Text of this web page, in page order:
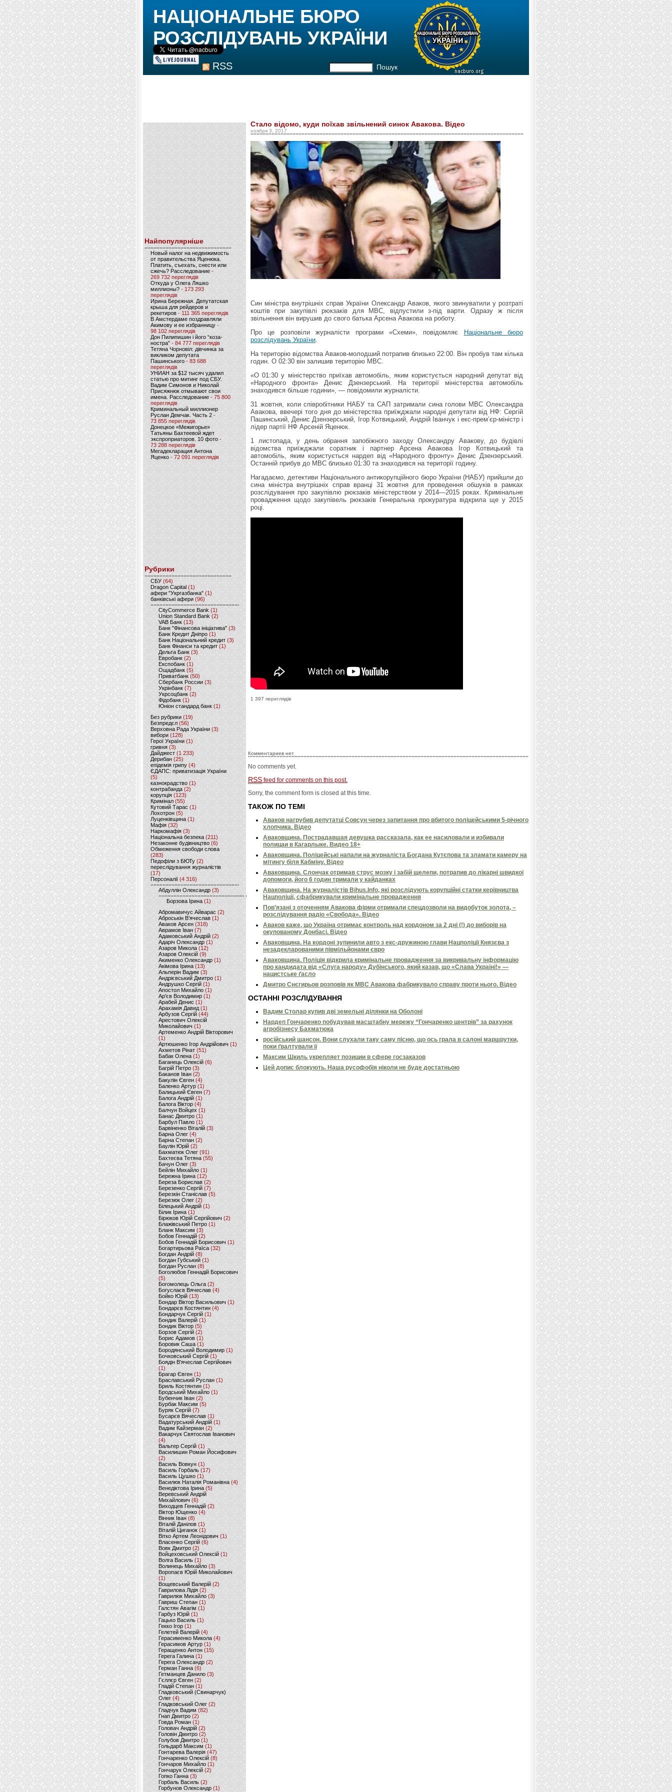
RSS Пошук
НАЦІОНАЛЬНЕ БЮРО
РОЗСЛІДУВАНЬ УКРАЇНИ
Найпопулярніше
Новый налог на недвижимость
от правительства Яценюка.
Платить, съехать, снести или
сжечь? Расследование-
269 732 переглядів
Откуда у Олега Ляшко
миллионы? - 173 293
переглядів
Ирина Бережная. Депутатская
крыша для рейдеров и
рекетиров - 111 365 переглядів
В Амстердаме поздравляли
Акимову и ее избранницу -
98 102 переглядів
Дон Пилипишин і його “коза-
ностра” - 84 777 переглядів
Тетяна Чорновіл: дівчинка за
викликом депутата
Пашинського- 83 688
переглядів
УНИАН за $12 тысяч удалил
статью про митинг под СБУ.
Вадим Симонов и Николай
Присяжнюк отмывают свои
имена. Расследование - 75 800
переглядів
Криминальный миллионер
Руслан Демчак. Часть 2-
73 855 переглядів
Донецкое «Межигорье»
Татьяны Бахтеевой ждет
экспроприаторов. 10 фото -
73 288 переглядів
Мегадекларация Антона
Яценко - 72 091 переглядів
Рубрики
CБУ (64)
Dragon Capital (1)
афери "Укргазбанка" (1)
банківські афери (96)
CityCommerce Bank (1)
Union Standard Bank (2)
VAB Банк (13)
Банк "Фінансова ініціатива" (3)
Банк Кредит Дніпро (1)
Банк Національний кредит (3)
Банк Фінанси та кредит (1)
Дельта Банк (3)
Евробанк(2)
Експобанк (1)
Ощадбанк(5)
Приватбанк (50)
Сбербанк России (3)
Укрінбанк(7)
Укрсоцбанк (2)
Фідобанк (1)
Юніон стандард банк(1)
Без рубрики (19)
Безпредєл(56)
Верховна Рада України (3)
вибори(128)
Герої України(1)
гривня (3)
Дайджест (1 233)
Дерибан (25)
епідемія грипу (4)
ЄДАПС: приватизація України
(5)
казнокрадство (1)
контрабанда (2)
корупція (123)
Кримінал (55)
Кутовий Тарас (1)
Лохотрон(5)
Луценківщина (1)
Мафія (32)
Наркомафія (3)
Національна безпека (211)
Незаконне будівництво(6)
Обмеження свободи слова
(283)
Педофіли з БЮТу (2)
переслідування журналістів
(17)
Персоналії (4 316)
Абдуллін Олександр (3)
Борзова Ірина(1)
Абромавичус Айварас (2)
Аброськін В’ячеслав(1)
Аваков Арсен (318)
Аврамов Іван (7)
Адамовський Андрій(2)
Адаріч Олександр (1)
Азаров Микола (12)
Азаров Олексій (9)
Акименко Олександр(1)
Акімова Ірина(13)
Альперін Вадим (3)
Андрієвський Дмитро(1)
Андрушко Сергій(1)
Апостол Михайло(1)
Ар'єв Володимир (1)
Арабей Денис(1)
Арахамія Давид (1)
Арбузов Сергій (44)
Арестович Олексій
Миколайович(1)
Артеменко Андрій Вікторович
(1)
Артюшенко Ігор Андрійович(1)
Ахметов Рінат(51)
Бабак Олена(1)
Баганець Олексій(6)
Багрій Петро (3)
Баканов Іван(2)
Бакулін Євген (4)
Баленко Артур(1)
Балицький Євген(7)
Балога Андрій (1)
Балога Віктор (4)
Балчун Войцех (1)
Банас Дмитро (1)
Барбул Павло(1)
Барвіненко Віталій(3)
Барна Олег (4)
Барна Степан (2)
Баулін Юрій (2)
Бахматюк Олег (91)
Бахтеєва Тетяна(55)
Бачун Олег (3)
Бейлін Михайло (1)
Бережна Ірина(12)
Береза Борислав(2)
Березенко Сергій (7)
Березкін Станіслав (5)
Березюк Олег(2)
Білецький Андрій (1)
Білик Ірина (1)
Бірюков Юрій Сергійович (2)
Блажівський Петро (1)
Бланк Максим(3)
Бобов Геннадій (2)
Бобов Геннадій Борисович (1)
Богартирьова Раїса (32)
Богдан Андрій(8)
Богдан Губський (1)
Богдан Руслан(8)
Боголюбов Геннадій Борисович
(5)
Богомолець Ольга (2)
Богуслаєв Вячеслав (4)
Бойко Юрій (13)
Бондар Віктор Васильович (1)
Бондарєв Костянтин (4)
Бондарчук Сергій(1)
Бондик Валерій (1)
Бондик Віктор(5)
Борзов Сергiй (2)
Борис Адамов(1)
Боровик Саша (1)
Бородянський Володимир (1)
Бочковський Сергій (1)
Боядін В'ячеслав Сергійович
(1)
Брагар Євген (1)
Браславський Руслан (1)
Бриль Костянтин (1)
Бродський Михайло (1)
Бубенчик Іван(2)
Бурбак Максим (5)
Буряк Сергій (7)
Бусарєв Вячеслав (1)
Вадатурський Андрій (1)
Вадим Кайзерман (2)
Вакарчук Святослав Іванович
(4)
Вальтер Сергій (1)
Василишин Роман Йосифович
(2)
Василь Вовкун (1)
Василь Горбаль (17)
Василь Цушко (1)
Василюк Наталія Романівна (4)
Венедіктова Ірина(5)
Веревський Андрій
Михайлович (6)
Виходцев Геннадій (2)
Віктор Ющенко (4)
Вінник Іван (8)
Віталій Данілов (1)
Віталій Циганок (1)
Вітко Артем Леонідович(1)
Власенко Сергій (6)
Вовк Дмитро(2)
Войцеховський Олексій(1)
Волга Василь (1)
Волинець Михайло (3)
Воропаєв Юрій Миколайович
(1)
Вощевський Валерій(2)
Гаврилова Лідія (2)
Гаврилюк Михайло (3)
Гавриш Степан (1)
Галстян Авагім (1)
Гарбуз Юрій (1)
Гацько Василь (1)
Гекко Ігор(1)
Гелетей Валерій (4)
Герасименко Микола (4)
Герасимов Артур (1)
Геращенко Антон(15)
Герега Галина (1)
Герега Олександр (2)
Герман Ганна (6)
Гетманцев Данило (3)
Гєллєр Євген (2)
Гладій Степан(1)
Гладковський (Свинарчук)
Олег (4)
Гладковський Олег (2)
Гладчук Вадим (82)
Гнап Дмитро (2)
Говда Роман(1)
Головач Андрій (2)
Головін Дмитро (2)
Голубов Дмитро (1)
Гольдарб Максим(1)
Гонтарева Валерія (47)
Гончаренко Олексій(8)
Гончаров Михайло (1)
Гончарук Олексій (2)
Гопко Ганна (3)
Горбаль Василь (2)
Горбунов Олександр (1)
Стало відомо, куди поїхав звільнений синок Авакова. Відео
ноября 3, 2017
Син міністра внутрішніх справ України Олександр Аваков, якого звинуватили у розтраті
коштів при закупівлі рюкзаків для МВС, відпустили з-під варти. Одразу ж після
звільнення він вирушив до свого батька Арсена Авакова на роботу.
Про це розповіли журналісти програми «Схеми», повідомляє
Національне бюро
розслідувань України.
На територію відомства Аваков-молодший потрапив близько 22:00. Він пробув там кілька
годин. О 02:30 він залишив територію МВС.
«О 01:30 у міністерство приїхав автомобіль, яким користується народний депутат від
«Народного фронта» Денис Дзензерський. На території міністерства автомобіль
знаходився більше години», — повідомили журналісти.
31 жовтня, коли співробітники НАБУ та САП затримали сина голови МВС Олександра
Авакова, ввечері того дня до міністерства приїжджали народні депутати від НФ: Сергій
Пашинський, Денис Дзензерський, Ігор Котвицький, Андрій Іванчук і екс-прем’єр-міністр і
лідер партії НФ Арсеній Яценюк.
1 листопада, у день обрання запобіжного заходу Олександру Авакову, до будівлі
відомства приїжджали соратник і партнер Арсена Авакова Ігор Котвицький та
автомобіль, яким користується нардеп від «Народного фронту» Денис Дзензерський.
Останній прибув до МВС близько 01:30 та знаходився на території годину.
Нагадаємо, детективи Національного антикорупційного бюро України (НАБУ) прийшли до
сина міністра внутрішніх справ вранці 31 жовтня для проведення обшуків в рамках
розслідування про закупівлю рюкзаків міністерством у 2014—2015 роках. Кримінальне
провадження щодо закупівель рюкзаків Генеральна прокуратура відкрила ще у 2015
році.
1 397 переглядів
Комментариев нет
No comments yet.
RSS feed for comments on this post.
Sorry, the comment form is closed at this time.
ТАКОЖ ПО ТЕМІ
Аваков нагрубив депутатці Совсун через запитання про вбитого поліцейськими 5-річного
хлопчика. Відео
Аваковщина. Пострадавшая девушка рассказала, как ее насиловали и избивали
полицаи в Кагарлыке. Видео 18+
Аваковщина. Поліцейські напали на журналіста Богдана Кутєпова та зламати камеру на
мітингу біля Кабміну. Відео
Аваковщина. Слончак отримав струс мозку і забій щелепи, потрапив до лікарні швидкої
допомоги, його 6 годин тримали у кайданках
Аваковщина. На журналістів Bihus.Info, які розслідують корупційні статки керівництва
Нацполіції, сфабрикували кримінальне провадження
Пов’язані з оточенням Авакова фірми отримали спецдозволи на видобуток золота, –
розслідування радіо «Свобода». Відео
Аваков каже, що Україна отримає контроль над кордоном за 2 дні (!) до виборів на
окупованому Донбасі. Відео
Аваковщина. На кордоні зупинили авто з екс-дружиною глави Нацполіції Князєва з
незадекларованими півмільйонами євро
Аваковщина. Поліція відкрила кримінальне провадження за викривальну інформацію
про кандидата від «Слуга народу» Дубінського, який казав, що «Слава Україні!» —
нацистське ґасло
Дмитро Снєгирьов розповів як МВС Авакова фабрикувало справу проти нього. Відео
ОСТАННІ РОЗСЛІДУВАННЯ
Вадим Столар купив дві земельні ділянки на Оболоні
Нардеп Гончаренко побудував масштабну мережу “Гончаренко центрів” за рахунок
агробізнесу Бахматюка
російський шансон. Вони слухали таку саму пісню, що ось грала в салоні маршрутки,
поки ґвалтували її
Максим Шкиль укрепляет позиции в сфере госзаказов
Цей допис блокують. Наша русофобія ніколи не буде достатньою